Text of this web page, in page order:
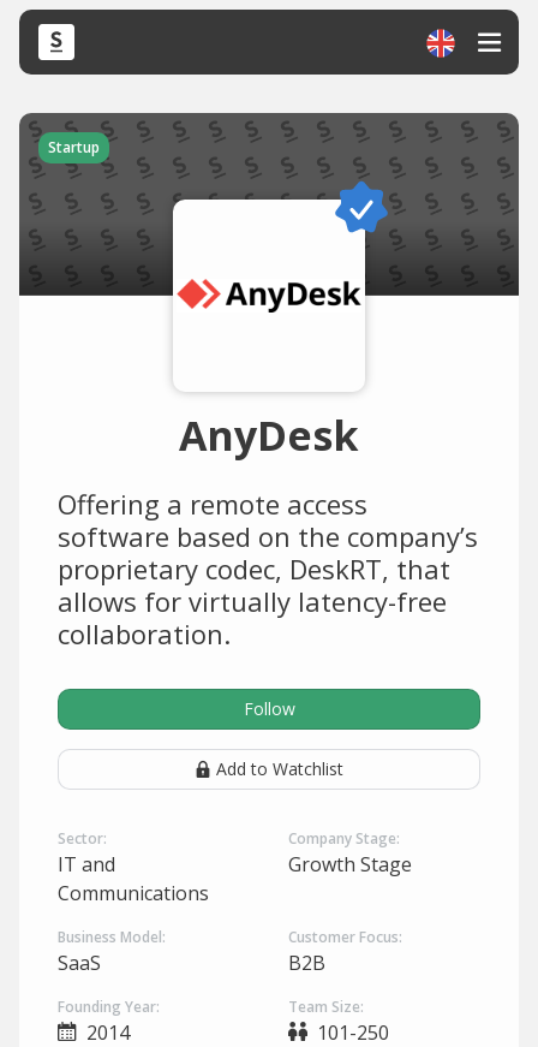
Startup
AnyDesk
Offering a remote access
software based on the company’s
proprietary codec, DeskRT, that
allows for virtually latency-free
collaboration.
Follow
Add to Watchlist
Sector:
IT and
Communications
Company Stage:
Growth Stage
Business Model:
SaaS
Customer Focus:
B2B
Founding Year:
2014
Team Size:
101-250